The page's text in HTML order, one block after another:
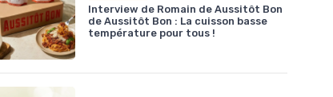
Interview de Romain de Aussitôt Bon
de Aussitôt Bon : La cuisson basse
température pour tous !